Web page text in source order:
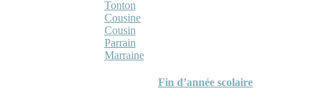
Tonton
Cousine
Cousin
Parrain
Marraine
Fin d’année scolaire